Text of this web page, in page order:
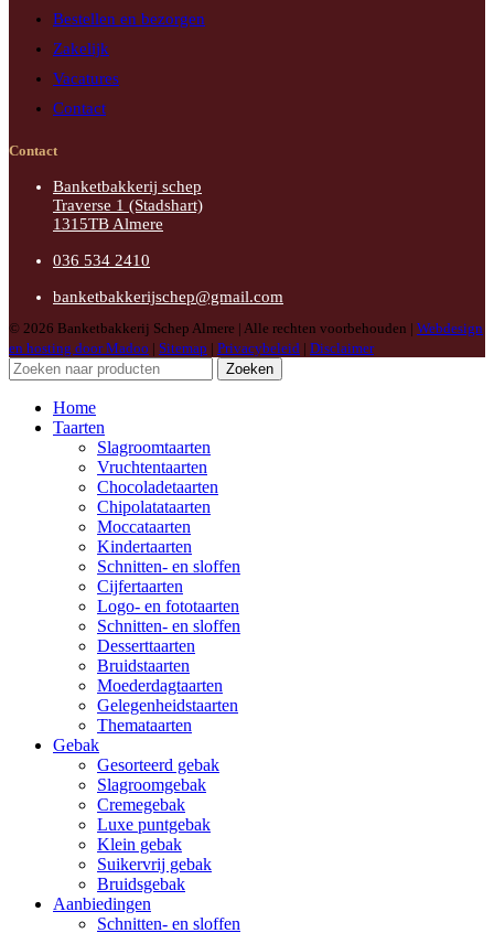
Bestellen en bezorgen
Zakelijk
Vacatures
Contact
Contact
Banketbakkerij schep
Traverse 1 (Stadshart)
1315TB Almere
036 534 2410
banketbakkerijschep@gmail.com
© 2026 Banketbakkerij Schep Almere | Alle rechten voorbehouden | Webdesign
en hosting door Madoo | Sitemap | Privacybeleid | Disclaimer
Zoeken
Home
Taarten
Slagroomtaarten
Vruchtentaarten
Chocoladetaarten
Chipolatataarten
Moccataarten
Kindertaarten
Schnitten- en sloffen
Cijfertaarten
Logo- en fototaarten
Schnitten- en sloffen
Desserttaarten
Bruidstaarten
Moederdagtaarten
Gelegenheidstaarten
Themataarten
Gebak
Gesorteerd gebak
Slagroomgebak
Cremegebak
Luxe puntgebak
Klein gebak
Suikervrij gebak
Bruidsgebak
Aanbiedingen
Schnitten- en sloffen